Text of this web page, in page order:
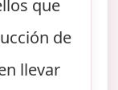
que
de
llevar